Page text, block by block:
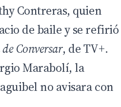
Contreras, quien
de baile y se refirió
Conversar, de TV+.
Marabolí, la
no avisara con